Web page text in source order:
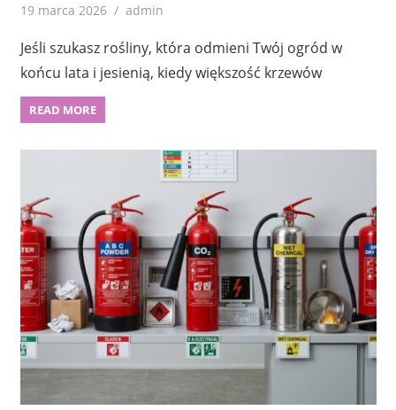
19 marca 2026 admin
Jeśli szukasz rośliny, która odmieni Twój ogród w
końcu lata i jesienią, kiedy większość krzewów
READ MORE